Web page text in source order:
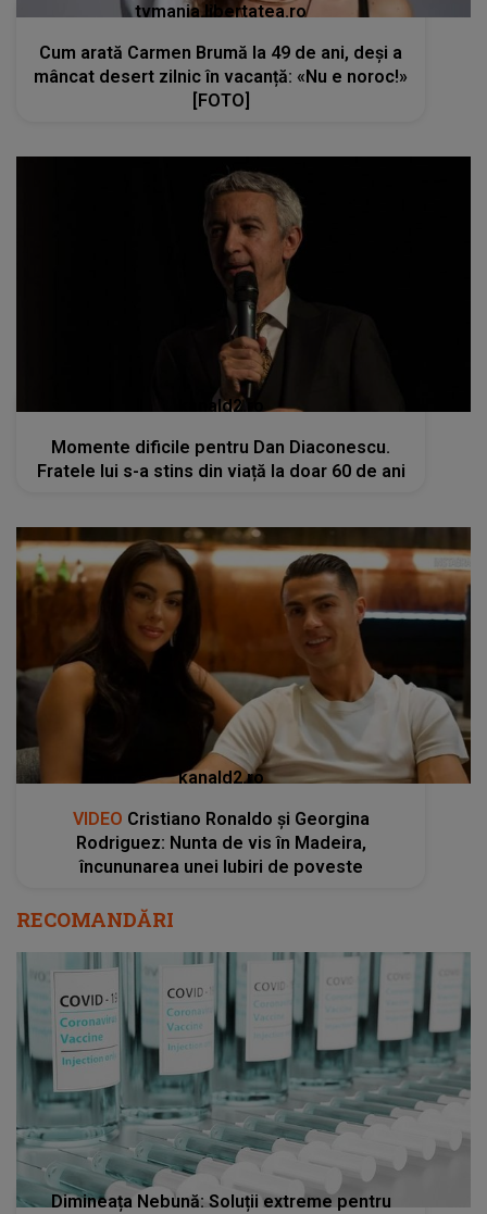
tvmania.libertatea.ro
Cum arată Carmen Brumă la 49 de ani, deși a
mâncat desert zilnic în vacanță: «Nu e noroc!»
[FOTO]
kanald2.ro
Momente dificile pentru Dan Diaconescu.
Fratele lui s-a stins din viață la doar 60 de ani
kanald2.ro
VIDEO Cristiano Ronaldo și Georgina
Rodriguez: Nunta de vis în Madeira,
încununarea unei Iubiri de poveste
RECOMANDĂRI
Dimineața Nebună: Soluții extreme pentru